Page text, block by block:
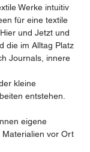
Werke intuitiv
für eine textile
und Jetzt und
die im Alltag Platz
Journals, innere
kleine
entstehen.
eigene
vor Ort